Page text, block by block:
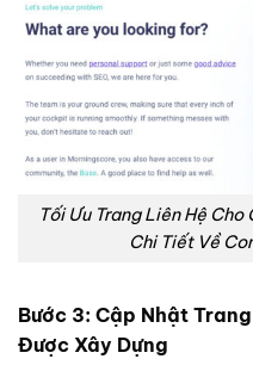
Tối Ưu Trang Liên Hệ
Chi Tiết Về
Bước 3: Cập Nhật
Được Xây Dựng